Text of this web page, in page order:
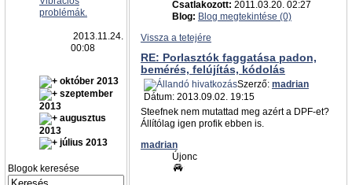
problémák.
2013.11.24.
00:08
október 2013
szeptember
2013
augusztus
2013
július 2013
Blogok keresése
Csatlakozott: 2011.03.20. 02:27
Blog: Blog megtekintése (0)
Vissza a tetejére
RE: Porlasztók faggatása padon,
bemérés, felújítás, kódolás
Szerző: madrian
Dátum: 2013.09.02. 19:15
Steefnek nem mutattad meg azért a DPF-et?
Állítólag igen profik ebben is.
madrian
Újonc